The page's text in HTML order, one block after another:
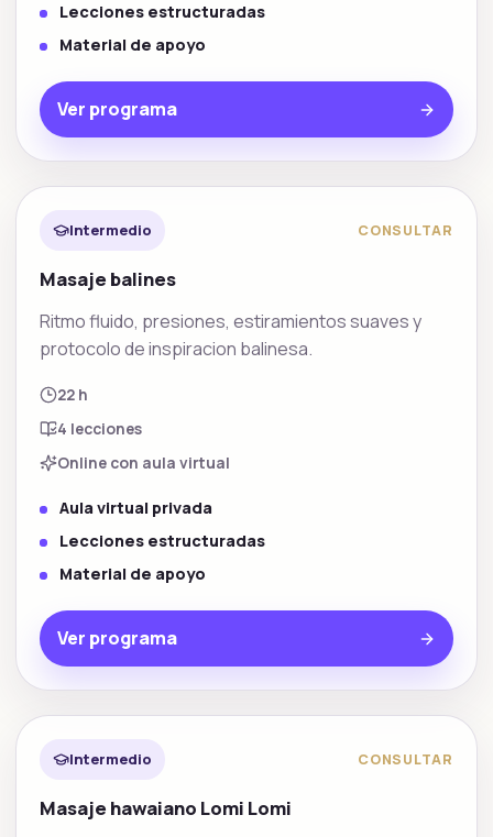
Lecciones estructuradas
Material de apoyo
Ver programa
Intermedio CONSULTAR
Masaje balines
Ritmo fluido, presiones, estiramientos suaves y
protocolo de inspiracion balinesa.
22 h
4 lecciones
Online con aula virtual
Aula virtual privada
Lecciones estructuradas
Material de apoyo
Ver programa
Intermedio CONSULTAR
Masaje hawaiano Lomi Lomi